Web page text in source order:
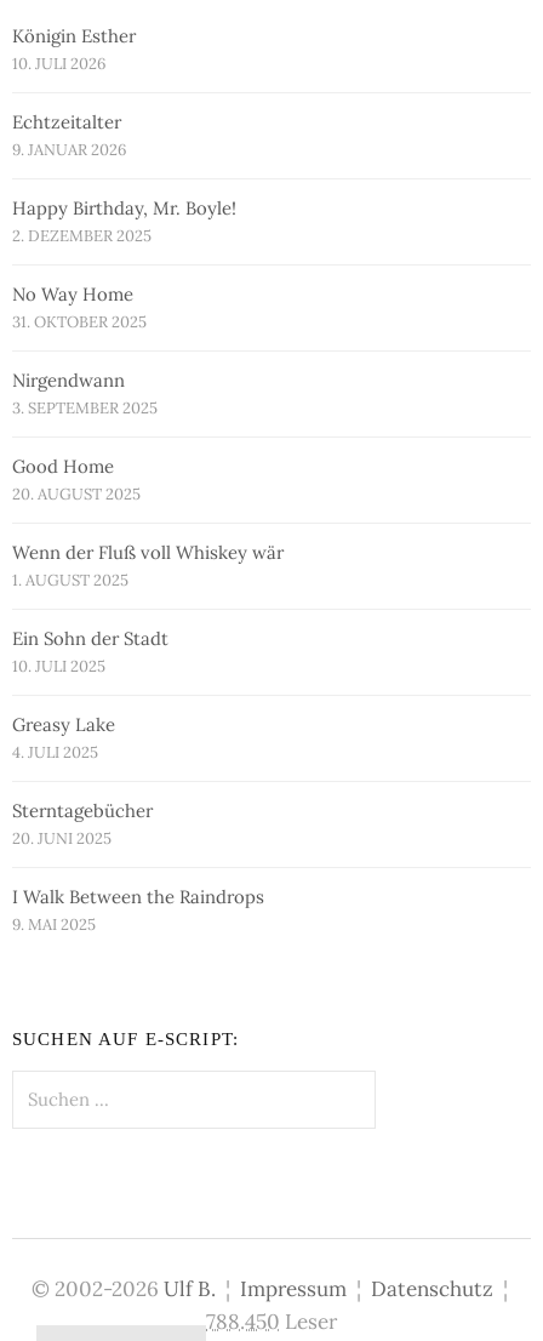
Königin Esther
10. JULI 2026
Echtzeitalter
9. JANUAR 2026
Happy Birthday, Mr. Boyle!
2. DEZEMBER 2025
No Way Home
31. OKTOBER 2025
Nirgendwann
3. SEPTEMBER 2025
Good Home
20. AUGUST 2025
Wenn der Fluß voll Whiskey wär
1. AUGUST 2025
Ein Sohn der Stadt
10. JULI 2025
Greasy Lake
4. JULI 2025
Sterntagebücher
20. JUNI 2025
I Walk Between the Raindrops
9. MAI 2025
SUCHEN AUF E-SCRIPT:
nach:
© 2002-2026 Ulf B. ¦ Impressum¦ Datenschutz ¦
788.450 Leser